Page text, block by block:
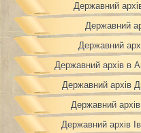
Державний
Державний
Державний
Державний архів в
Державний архів
Державний архів
Державний архів